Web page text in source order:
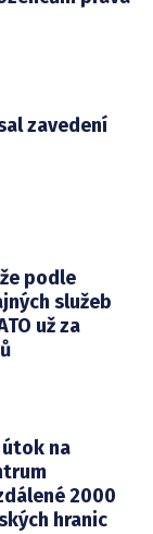
zavedení
podle
služeb
už za
na
2000
hranic